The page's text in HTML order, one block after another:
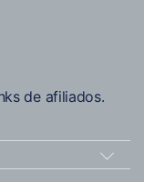
de afiliados.